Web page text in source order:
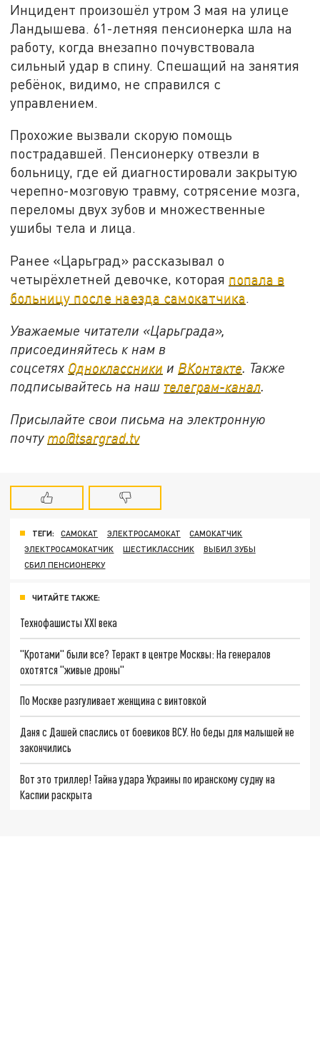
Инцидент произошёл утром 3 мая на улице
Ландышева. 61-летняя пенсионерка шла на
работу, когда внезапно почувствовала
сильный удар в спину. Спешащий на занятия
ребёнок, видимо, не справился с
управлением.
Прохожие вызвали скорую помощь
пострадавшей. Пенсионерку отвезли в
больницу, где ей диагностировали закрытую
черепно-мозговую травму, сотрясение мозга,
переломы двух зубов и множественные
ушибы тела и лица.
Ранее «Царьград» рассказывал о
четырёхлетней девочке, которая попала в
больницу после наезда самокатчика.
Уважаемые читатели «Царьграда»,
присоединяйтесь к нам в
соцсетях Одноклассники и ВКонтакте. Также
подписывайтесь на наш телеграм-канал.
Присылайте свои письма на электронную
почту mo@tsargrad.tv
ТЕГИ: САМОКАТ ЭЛЕКТРОСАМОКАТ
САМОКАТЧИК
ЭЛЕКТРОСАМОКАТЧИК
ШЕСТИКЛАССНИК
ВЫБИЛ ЗУБЫ
СБИЛ ПЕНСИОНЕРКУ
ЧИТАЙТЕ ТАКЖЕ:
Технофашисты XXI века
"Кротами" были все? Теракт в центре Москвы: На генералов
охотятся "живые дроны"
По Москве разгуливает женщина с винтовкой
Даня с Дашей спаслись от боевиков ВСУ. Но беды для малышей не
закончились
Вот это триллер! Тайна удара Украины по иранскому судну на
Каспии раскрыта